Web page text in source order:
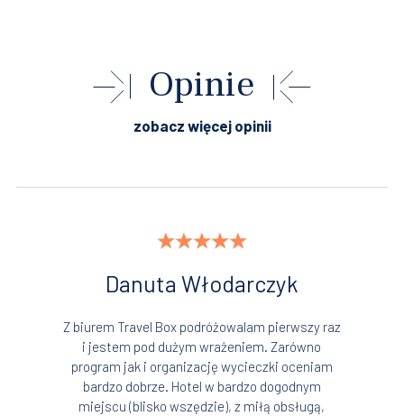
Opinie
zobacz więcej opinii
Danuta Włodarczyk
Z biurem Travel Box podróżowalam pierwszy raz
i jestem pod dużym wrażeniem. Zarówno
program jak i organizację wycieczki oceniam
bardzo dobrze. Hotel w bardzo dogodnym
miejscu (blisko wszędzie), z miłą obsługą,